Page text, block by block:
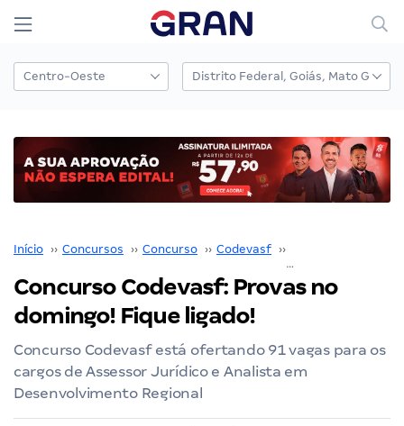
Início ›› Concursos ›› Concurso ›› Codevasf ››
Concurso Codevasf: Provas no
domingo! Fique ligado!
Concurso Codevasf está ofertando 91 vagas para os
cargos de Assessor Jurídico e Analista em
Desenvolvimento Regional